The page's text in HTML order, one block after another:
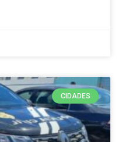
CIDADES